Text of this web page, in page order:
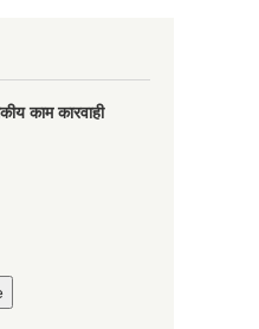
काम कारवाही